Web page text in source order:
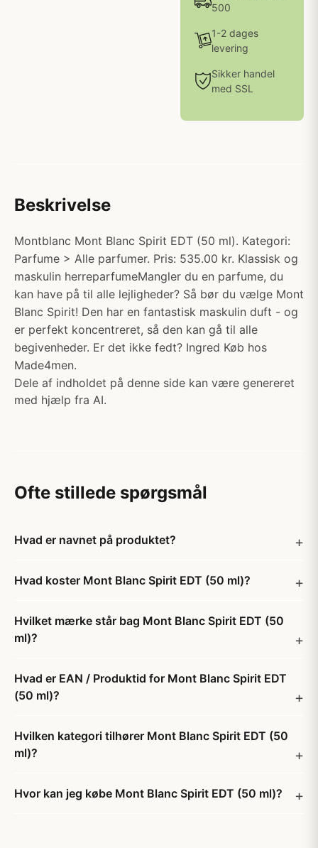
500
1-2 dages
levering
Sikker handel
med SSL
Beskrivelse
Montblanc Mont Blanc Spirit EDT (50 ml). Kategori:
Parfume > Alle parfumer. Pris: 535.00 kr. Klassisk og
maskulin herreparfumeMangler du en parfume, du
kan have på til alle lejligheder? Så bør du vælge Mont
Blanc Spirit! Den har en fantastisk maskulin duft - og
er perfekt koncentreret, så den kan gå til alle
begivenheder. Er det ikke fedt? Ingred Køb hos
Made4men.
Dele af indholdet på denne side kan være genereret
med hjælp fra AI.
Ofte stillede spørgsmål
Hvad er navnet på produktet?
Hvad koster Mont Blanc Spirit EDT (50 ml)?
Hvilket mærke står bag Mont Blanc Spirit EDT (50
ml)?
Hvad er EAN / Produktid for Mont Blanc Spirit EDT
(50 ml)?
Hvilken kategori tilhører Mont Blanc Spirit EDT (50
ml)?
Hvor kan jeg købe Mont Blanc Spirit EDT (50 ml)?